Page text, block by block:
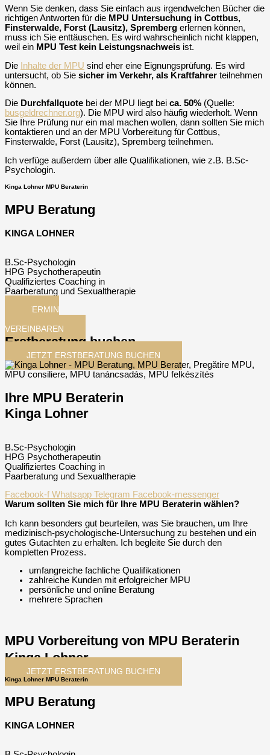
Wenn Sie denken, dass Sie einfach aus irgendwelchen Bücher die
richtigen Antworten für die MPU Untersuchung in Cottbus,
Finsterwalde, Forst (Lausitz), Spremberg erlernen können,
muss ich Sie enttäuschen. Es wird wahrscheinlich nicht klappen,
weil ein MPU Test kein Leistungsnachweis ist.
Die Inhalte der MPU sind eher eine Eignungsprüfung. Es wird
untersucht, ob Sie sicher im Verkehr, als Kraftfahrer teilnehmen
können.
Die Durchfallquote bei der MPU liegt bei ca. 50% (Quelle:
busgeldrechner.org). Die MPU wird also häufig wiederholt. Wenn
Sie Ihre Prüfung nur ein mal machen wollen, dann sollten Sie mich
kontaktieren und an der MPU Vorbereitung für Cottbus,
Finsterwalde, Forst (Lausitz), Spremberg teilnehmen.
Ich verfüge außerdem über alle Qualifikationen, wie z.B. B.Sc-
Psychologin.
Kinga Lohner MPU Beraterin
MPU Beratung
KINGA LOHNER
B.Sc-Psychologin
HPG Psychotherapeutin
Qualifiziertes Coaching in
Paarberatung und Sexualtherapie
TERMIN
VEREINBAREN
Erstberatung buchen
JETZT ERSTBERATUNG BUCHEN
Ihre MPU Beraterin
Kinga Lohner
B.Sc-Psychologin
HPG Psychotherapeutin
Qualifiziertes Coaching in
Paarberatung und Sexualtherapie
Facebook-f Whatsapp Telegram Facebook-messenger
Warum sollten Sie mich für Ihre MPU Beraterin wählen?
Ich kann besonders gut beurteilen, was Sie brauchen, um Ihre
medizinisch-psychologische-Untersuchung zu bestehen und ein
gutes Gutachten zu erhalten. Ich begleite Sie durch den
kompletten Prozess.
umfangreiche fachliche Qualifikationen
zahlreiche Kunden mit erfolgreicher MPU
persönliche und online Beratung
mehrere Sprachen
MPU Vorbereitung von MPU Beraterin
Kinga Lohner
JETZT ERSTBERATUNG BUCHEN
Kinga Lohner MPU Beraterin
MPU Beratung
KINGA LOHNER